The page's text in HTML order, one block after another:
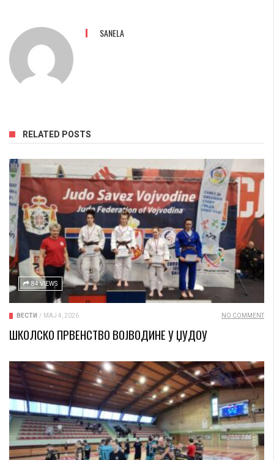
SANELA
RELATED POSTS
84 VIEWS
ВЕСТИ / МАЈ 4, 2026 NO COMMENT
ШКОЛСКО ПРВЕНСТВО ВОЈВОДИНЕ У ЏУДОУ